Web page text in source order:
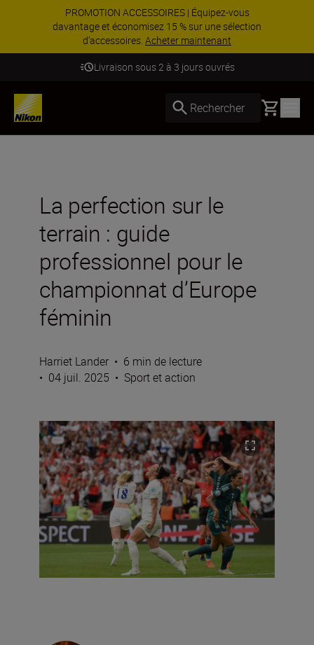
PROMOTION ACCESSOIRES | Équipez-vous
davantage et économisez 15 % sur une sélection
d’accessoires. Acheter maintenant
Livraison sous 2 à 3 jours ouvrés
Rechercher Basket
La perfection sur le
terrain : guide
professionnel pour le
championnat d’Europe
féminin
Harriet Lander • 6 min de lecture
• 04 juil. 2025 • Sport et action